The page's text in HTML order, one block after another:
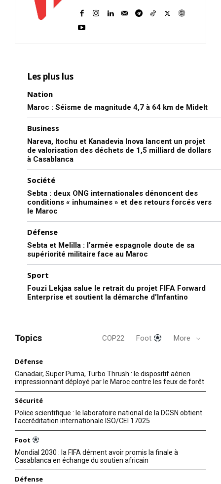
Les plus lus
Nation
Maroc : Séisme de magnitude 4,7 à 64 km de Midelt
Business
Nareva, Itochu et Kanadevia Inova lancent un projet
de valorisation des déchets de 1,5 milliard de dollars
à Casablanca
Société
Sebta : deux ONG internationales dénoncent des
conditions « inhumaines » et des retours forcés vers
le Maroc
Défense
Sebta et Melilla : l’armée espagnole doute de sa
supériorité militaire face au Maroc
Sport
Fouzi Lekjaa salue le retrait du projet FIFA Forward
Enterprise et soutient la démarche d’Infantino
Topics COP22 Foot More
Défense
Canadair, Super Puma, Turbo Thrush : le dispositif aérien
impressionnant déployé par le Maroc contre les feux de forêt
Sécurité
Police scientifique : le laboratoire national de la DGSN obtient
l’accréditation internationale ISO/CEI 17025
Foot
Mondial 2030 : la FIFA dément avoir promis la finale à
Casablanca en échange du soutien africain
Défense